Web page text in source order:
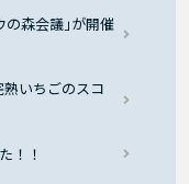
の森会議｣が開催
いちごのスコ
！！